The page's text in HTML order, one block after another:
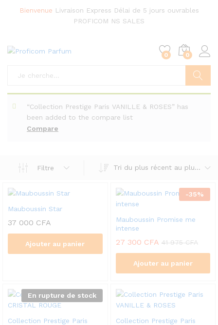
Bienvenue Livraison Express Délai de 5 jours ouvrables
PROFICOM NS SALES
0 0
Chercher
Compare
“Collection Prestige Paris VANILLE & ROSES” has
been added to the compare list
Filtre Tri du plus récent au plus ancien
Mauboussin Star
37 000 CFA
Ajouter au panier
-35%
Mauboussin Promise me
intense
27 300 CFA 41 975CFA
Ajouter au panier
En rupture de stock
Collection Prestige Paris
Collection Prestige Paris